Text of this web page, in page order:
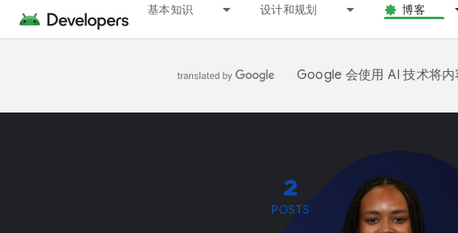
基本知识 设计和规划 博客
Google 会使用 AI 技术将内
2
POSTS